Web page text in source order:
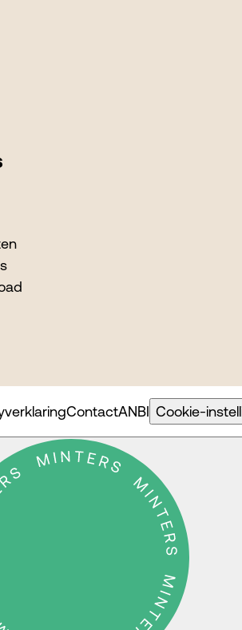
ContactANBI Cookie-